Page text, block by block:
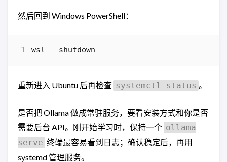
然后回到 Windows PowerShell：
wsl - -shutdown
重新进入 Ubuntu 后再检查 systemctl status 。
是否把 Ollama 做成常驻服务，要看安装方式和你是否
需要后台 API。刚开始学习时，保持一个 ollama
serve 终端最容易看到日志；确认稳定后，再用
systemd 管理服务。